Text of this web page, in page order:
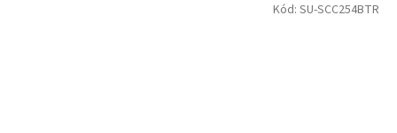
Kód: SU-SCC254BTR